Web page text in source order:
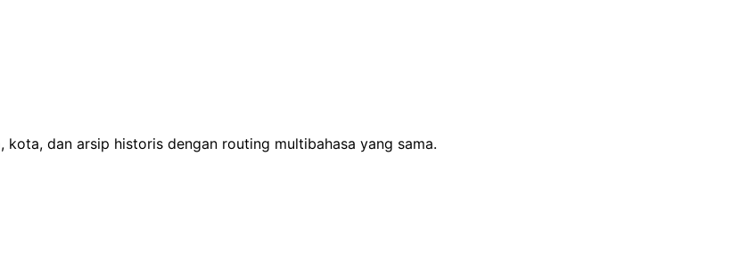
dan arsip historis dengan routing multibahasa yang sama.